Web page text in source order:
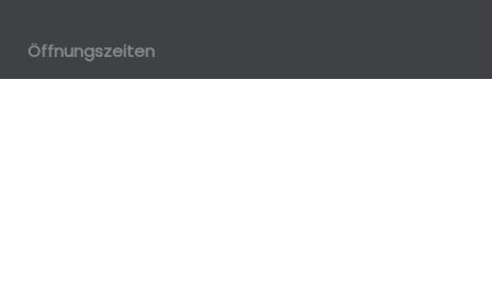
Öffnungszeiten